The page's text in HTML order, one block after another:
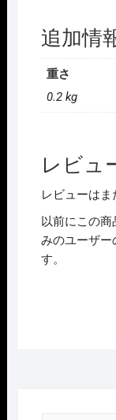
東
北
新
幹
線
ぶ
さ)
個
追加情
重さ
0.2 kg
レビュ
レビューはま
以前にこの
みのユーザー
す。